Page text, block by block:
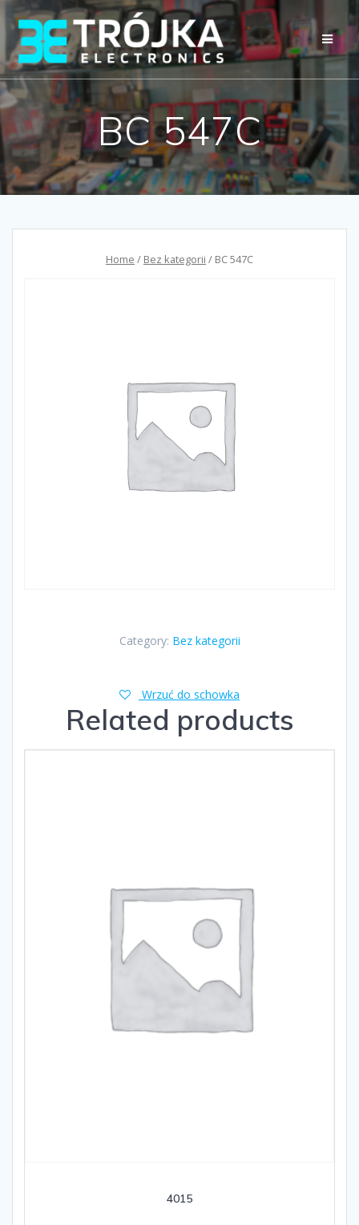
Przejdź
do
treści
BC 547C
Home / Bez kategorii / BC 547C
Category: Bez kategorii
Wrzuć do schowka
Related products
4015